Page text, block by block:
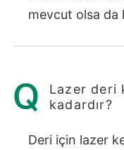
mevcut olsa da
Lazer deri
kadardır?
Deri için lazer